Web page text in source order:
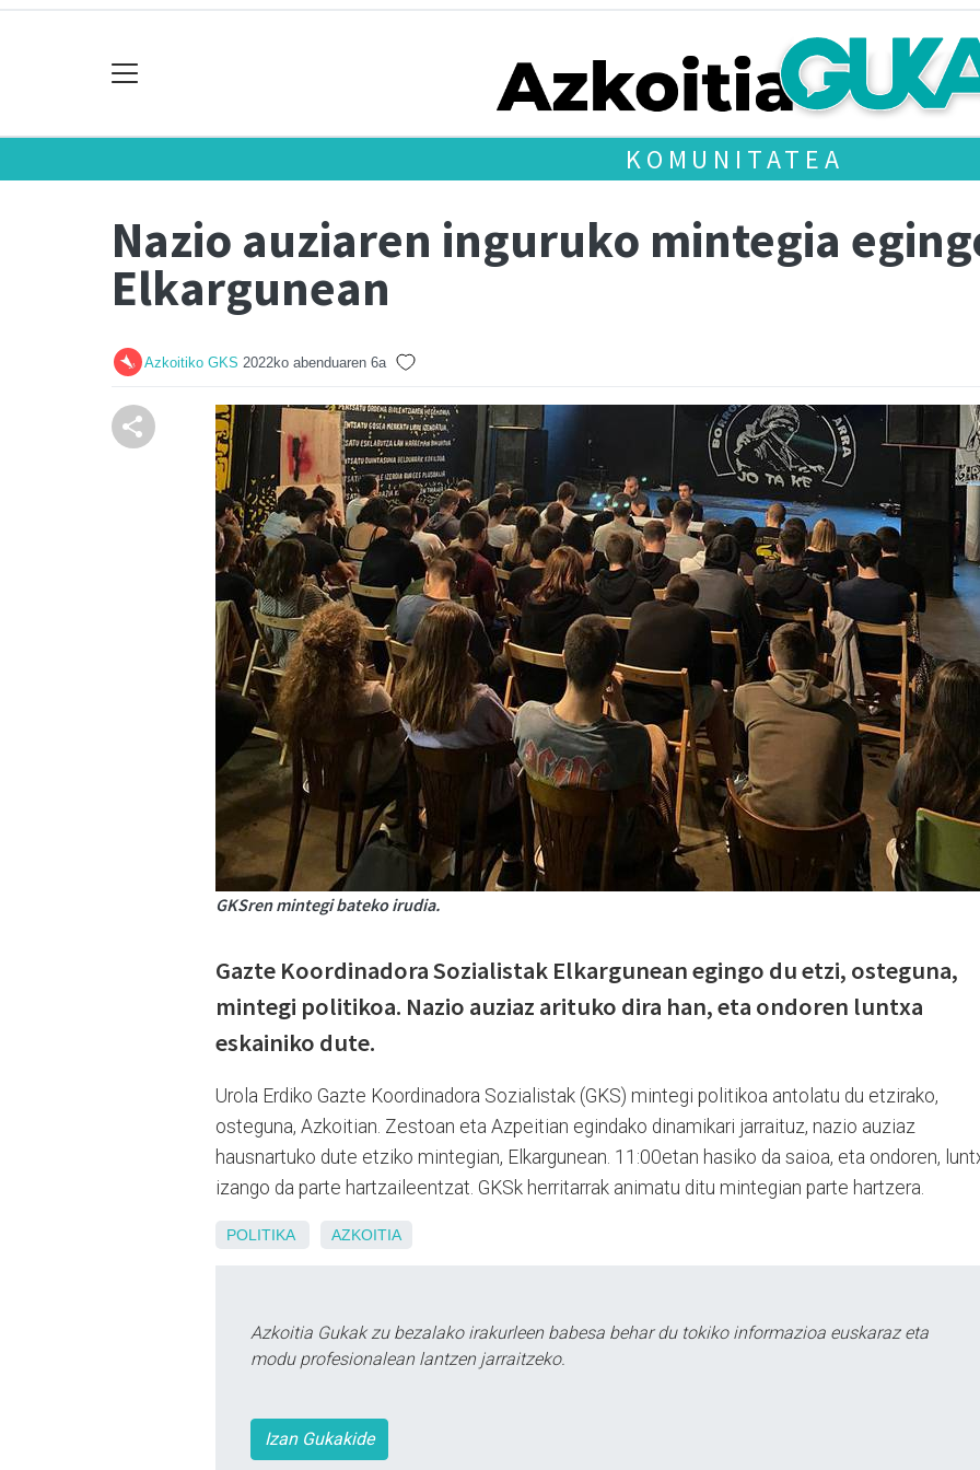
KOMUNITATEA
Nazio auziaren inguruko mintegia
Elkargunean
Azkoitiko GKS 2022ko abenduaren 6a
GKSren mintegi bateko irudia.
Gazte Koordinadora Sozialistak Elkargunean egingo du etzi, osteguna,
mintegi politikoa. Nazio auziaz arituko dira han, eta ondoren luntxa
eskainiko dute.
Urola Erdiko Gazte Koordinadora Sozialistak (GKS) mintegi politikoa antolatu du etzirako,
osteguna, Azkoitian. Zestoan eta Azpeitian egindako dinamikari jarraituz, nazio auziaz
hausnartuko dute etziko mintegian, Elkargunean. 11:00etan hasiko da saioa, eta ondoren,
izango da parte hartzaileentzat. GKSk herritarrak animatu ditu mintegian parte hartzera.
POLITIKA AZKOITIA
Azkoitia Gukak zu bezalako irakurleen babesa behar du tokiko informazioa euskaraz eta
modu profesionalean lantzen jarraitzeko.
Izan Gukakide